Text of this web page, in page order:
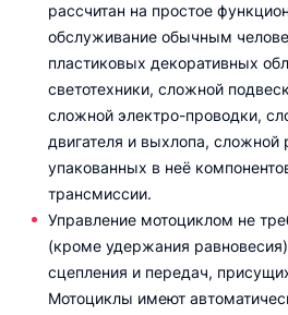
рассчитан на простое
обслуживание обычным
пластиковых декоративных
светотехники, сложной
сложной электро-проводки,
двигателя и выхлопа, сложной
упакованных в неё
трансмиссии.
Управление мотоциклом не
(кроме удержания
сцепления и передач,
Мотоциклы имеют